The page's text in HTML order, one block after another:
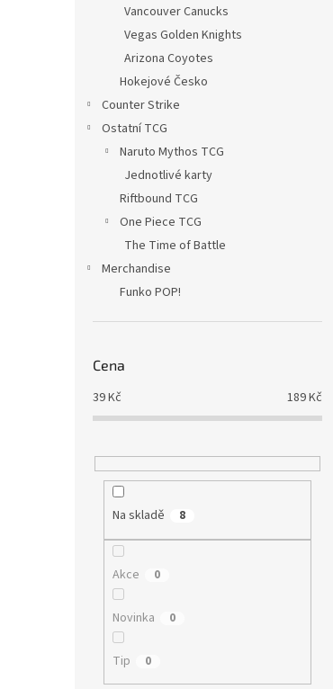
Vancouver Canucks
Vegas Golden Knights
Arizona Coyotes
Hokejové Česko
Counter Strike
Ostatní TCG
Naruto Mythos TCG
Jednotlivé karty
Riftbound TCG
One Piece TCG
The Time of Battle
Merchandise
Funko POP!
Cena
39Kč 189Kč
Na skladě 8
Akce 0
Novinka 0
Tip 0